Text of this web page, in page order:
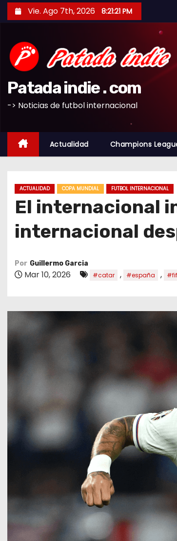
t
Vie. Ago 7th, 2026 8:21:22 PM
Patada indie . com
-> Noticias de futbol internacional
Actualidad Champions
ACTUALIDAD COPA MUNDIAL FUTBOL INTERNACIONAL
El internacional
internacional
Por Guillermo Garcia
Mar 10, 2026 #catar , #españa ,